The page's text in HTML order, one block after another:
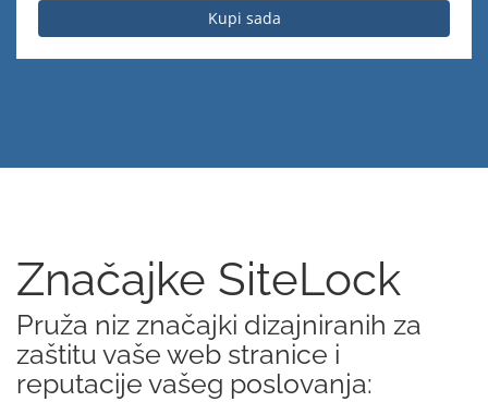
Kupi sada
Značajke SiteLock
Pruža niz značajki dizajniranih za
zaštitu vaše web stranice i
reputacije vašeg poslovanja: